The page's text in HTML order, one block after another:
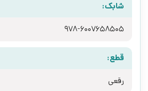
شابک:
978-6007658505
قطع:
رقعی